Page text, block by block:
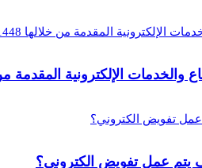
الإلكترونية المقدمة من